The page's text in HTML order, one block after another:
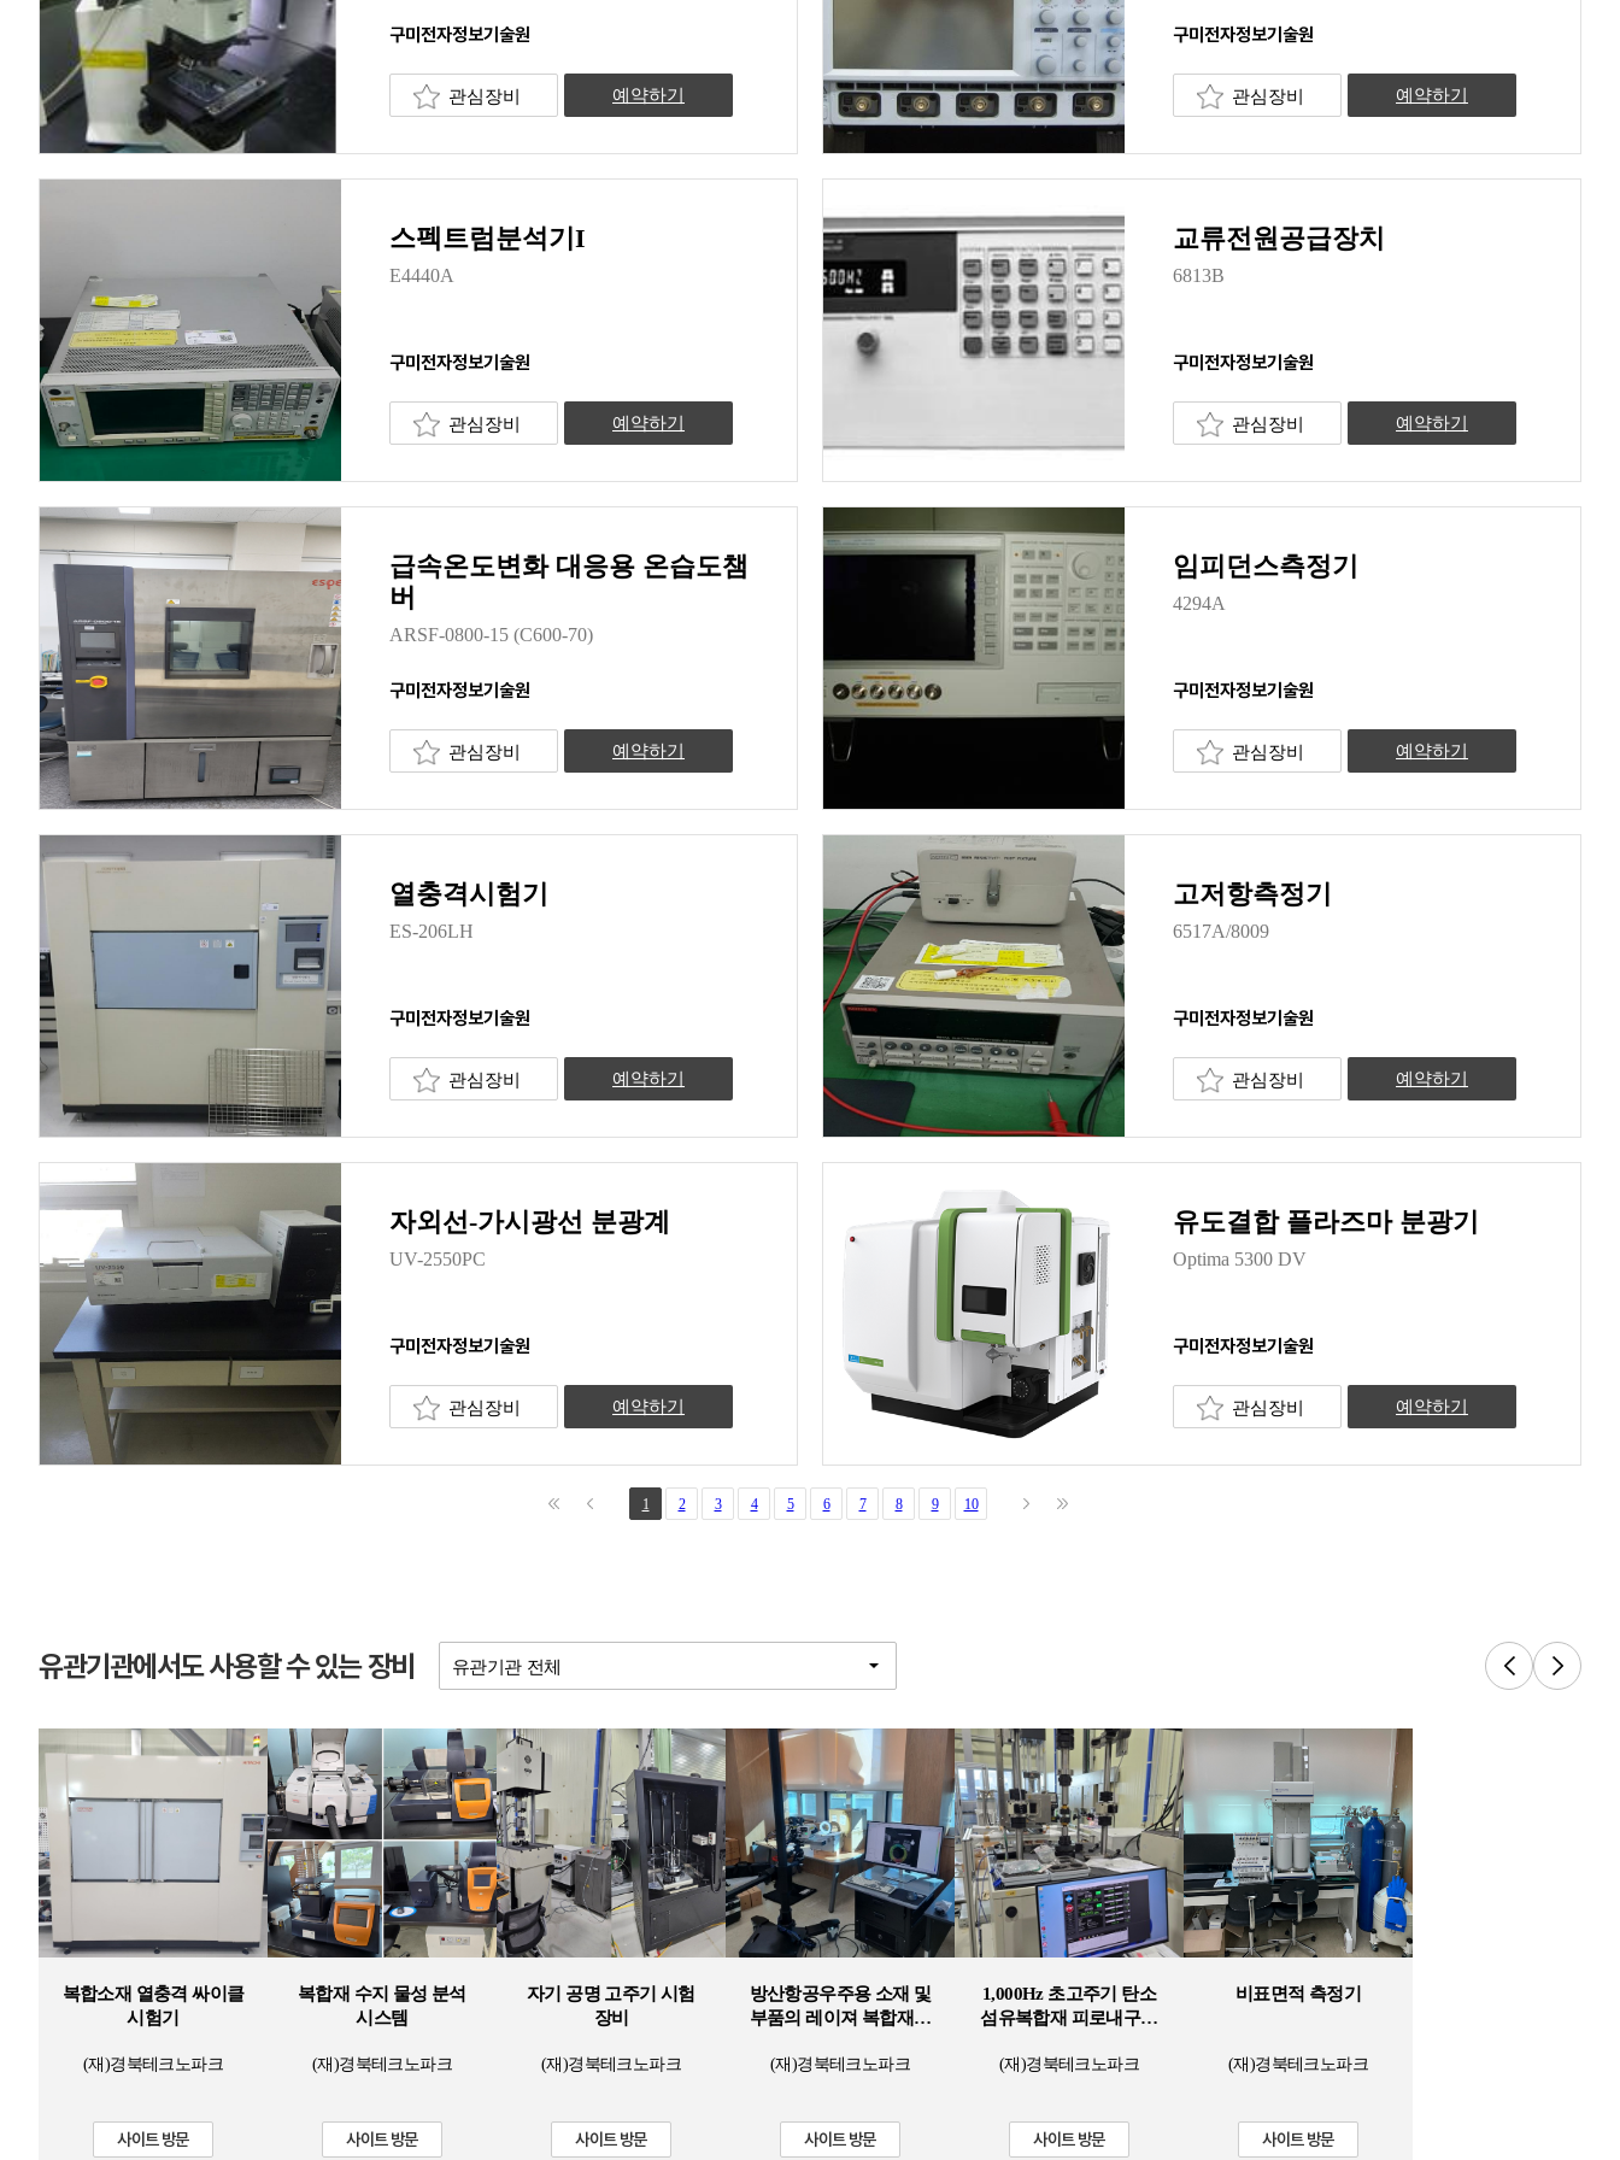
구미전자정보기술원
관심장비 예약하기
구미전자정보기술원
관심장비 예약하기
스펙트럼분석기I
E4440A
구미전자정보기술원
관심장비 예약하기
교류전원공급장치
6813B
구미전자정보기술원
관심장비 예약하기
급속온도변화 대응용 온습도챔
버
ARSF-0800-15 (C600-70)
구미전자정보기술원
관심장비 예약하기
임피던스측정기
4294A
구미전자정보기술원
관심장비 예약하기
열충격시험기
ES-206LH
구미전자정보기술원
관심장비 예약하기
고저항측정기
6517A/8009
구미전자정보기술원
관심장비 예약하기
자외선-가시광선 분광계
UV-2550PC
구미전자정보기술원
관심장비 예약하기
유도결합 플라즈마 분광기
Optima 5300 DV
구미전자정보기술원
관심장비 예약하기
1 2 3 4 5 6 7 8 9 10
유관기관에서도 사용할 수 있는 장비
복합소재 열충격 싸이클
시험기
(재)경북테크노파크
사이트 방문
복합재 수지 물성 분석
시스템
(재)경북테크노파크
사이트 방문
자기 공명 고주기 시험
장비
(재)경북테크노파크
사이트 방문
방산항공우주용 소재 및
부품의 레이져 복합재료
(재)경북테크노파크
사이트 방문
1,000Hz 초고주기 탄소
섬유복합재 피로내구성
(재)경북테크노파크
사이트 방문
비표면적 측정기
(재)경북테크노파크
사이트 방문